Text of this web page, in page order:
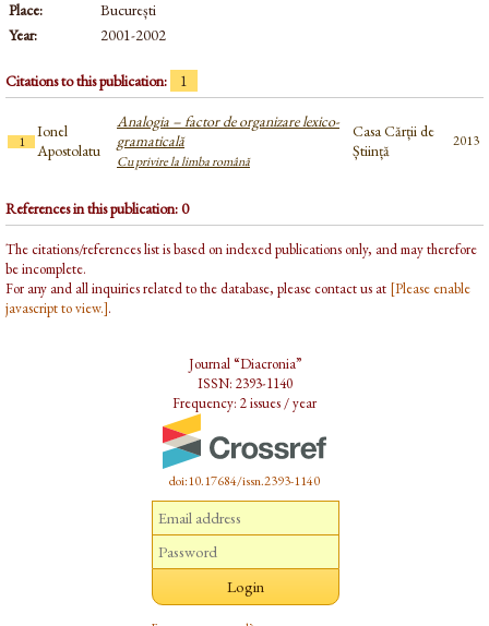
Place:
București
Year:
2001-2002
Citations to this publication: 1
1
Ionel
Apostolatu
Analogia – factor de organizare lexico-
gramaticală
Cu privire la limba română
Casa Cărții de
Știință
2013
References in this publication: 0
The citations/references list is based on indexed publications only, and may therefore
be incomplete.
For any and all inquiries related to the database, please contact us at [Please enable
javascript to view.].
Journal “Diacronia”
ISSN: 2393-1140
Frequency: 2 issues / year
doi:10.17684/issn.2393-1140